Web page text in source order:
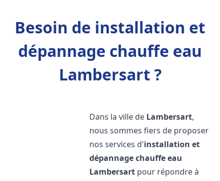
Besoin de installation et
dépannage chauffe eau
Lambersart ?
Dans la ville de Lambersart,
nous sommes fiers de proposer
nos services d'installation et
dépannage chauffe eau
Lambersart pour répondre à